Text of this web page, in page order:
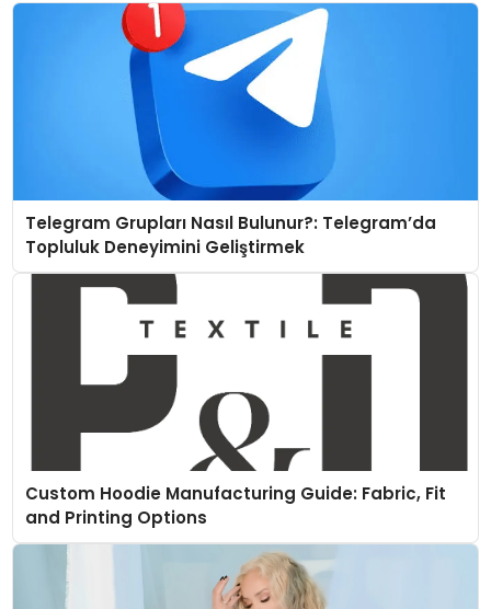
Telegram Grupları Nasıl Bulunur?: Telegram’da
Topluluk Deneyimini Geliştirmek
Custom Hoodie Manufacturing Guide: Fabric, Fit
and Printing Options